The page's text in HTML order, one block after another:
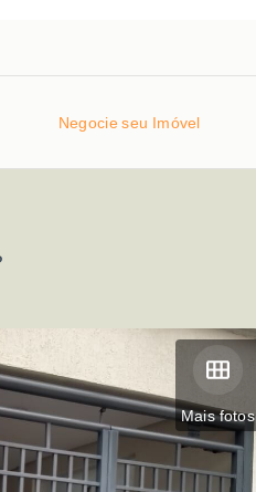
Negocie seu Imóvel
Mais fotos